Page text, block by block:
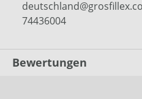
74436004
Bewertungen